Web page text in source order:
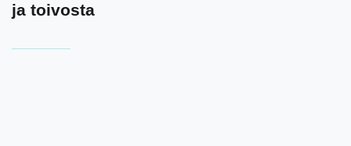
ja toivosta